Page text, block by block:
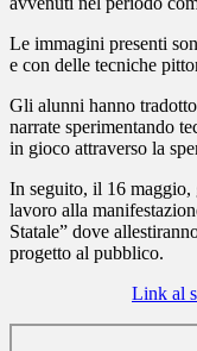
Le immagini presenti
e con delle tecniche
Gli alunni hanno
narrate sperimentando
in gioco attraverso la
In seguito, il 16
lavoro alla
Statale” dove
progetto al pubblico.
Link al